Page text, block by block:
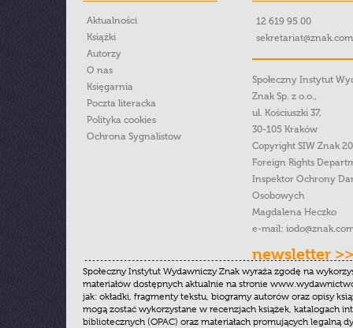
Aktualności
Książki
Autorzy
O nas
Księgarnia
Poczta literacka
Polityka cookies
Ochrona Sygnalistow
12 619 95 00
Społeczny Instytut
Znak Sp. z o.o.,
ul. Kościuszki 37,
30-105 Kraków
Copyright SIW Znak
Foreign Rights
Inspektor Ochrony
Osobowych
Magdalena Heczko
e-mail:
newsletter >>
Społeczny Instytut Wydawniczy Znak wyraża zgodę na
materiałów dostępnych aktualnie na stronie
jak: okładki, fragmenty tekstu, biogramy autorów oraz opisy
mogą zostać wykorzystane w recenzjach książek, katalogach
bibliotecznych (OPAC) oraz materiałach promujących legalną